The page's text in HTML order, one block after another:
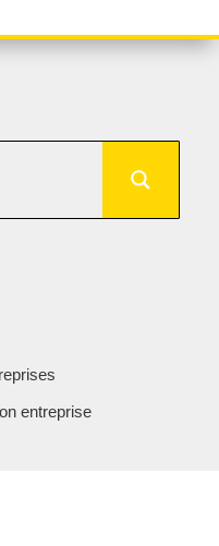
entreprise